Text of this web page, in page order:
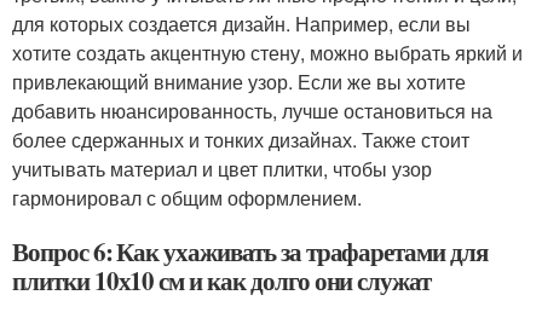
для которых создается дизайн. Например, если вы
хотите создать акцентную стену, можно выбрать яркий и
привлекающий внимание узор. Если же вы хотите
добавить нюансированность, лучше остановиться на
более сдержанных и тонких дизайнах. Также стоит
учитывать материал и цвет плитки, чтобы узор
гармонировал с общим оформлением.
Вопрос 6: Как ухаживать за трафаретами для
плитки 10х10 см и как долго они служат